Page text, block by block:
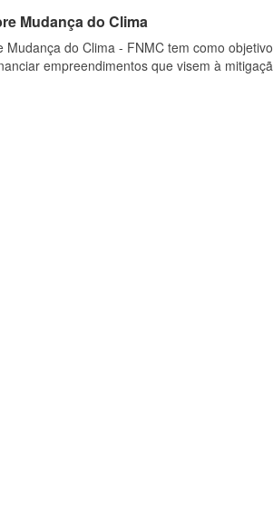
Mudança do Clima
Mudança do Clima - FNMC tem como
empreendimentos que visem à